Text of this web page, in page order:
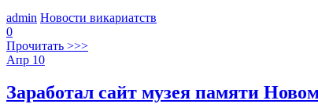
admin Новости викариатств
0
Прочитать >>>
Апр 10
Заработал сайт музея памяти